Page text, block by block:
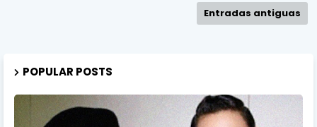
Entradas antiguas
POPULAR POSTS